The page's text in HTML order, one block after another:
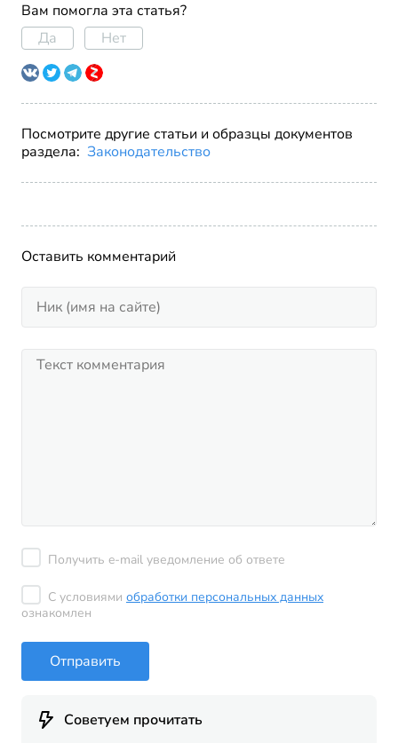
Вам помогла эта статья?
Да
Нет
Посмотрите другие статьи и образцы документов
раздела: Законодательство
Оставить комментарий
Получить e-mail уведомление об ответе
С условиями обработки персональных данных
ознакомлен
Отправить
Советуем прочитать